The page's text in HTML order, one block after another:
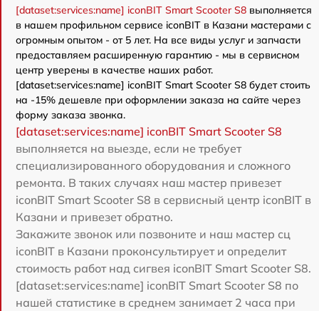
[dataset:services:name] iconBIT Smart Scooter S8 выполняется
в нашем профильном сервисе iconBIT в Казани мастерами с
огромным опытом - от 5 лет. На все виды услуг и запчасти
предоставляем расширенную гарантию - мы в сервисном
центр уверены в качестве наших работ.
[dataset:services:name] iconBIT Smart Scooter S8 будет стоить
на -15% дешевле при оформлении заказа на сайте через
форму заказа звонка.
[dataset:services:name] iconBIT Smart Scooter S8
выполняется на выезде, если не требует
специализированного оборудования и сложного
ремонта. В таких случаях наш мастер привезет
iconBIT Smart Scooter S8 в сервисный центр iconBIT в
Казани и привезет обратно.
Закажите звонок или позвоните и наш мастер сц
iconBIT в Казани проконсультирует и определит
стоимость работ над сигвея iconBIT Smart Scooter S8.
[dataset:services:name] iconBIT Smart Scooter S8 по
нашей статистике в среднем занимает 2 часа при